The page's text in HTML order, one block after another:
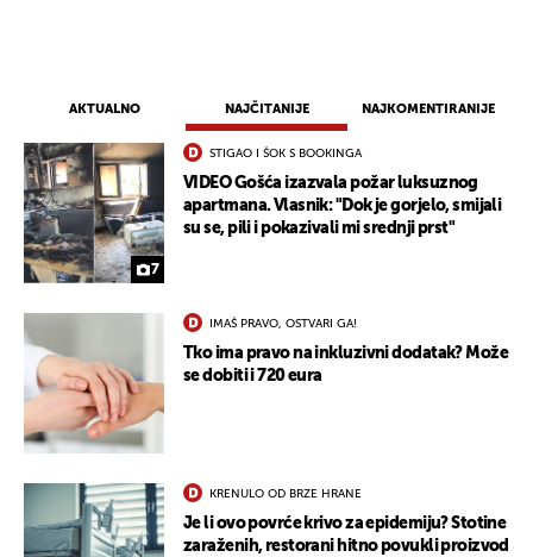
AKTUALNO NAJČITANIJE NAJKOMENTIRANIJE
7
STIGAO I ŠOK S BOOKINGA
VIDEO Gošća izazvala požar luksuznog
apartmana. Vlasnik: "Dok je gorjelo, smijali
su se, pili i pokazivali mi srednji prst"
IMAŠ PRAVO, OSTVARI GA!
Tko ima pravo na inkluzivni dodatak? Može
se dobiti i 720 eura
KRENULO OD BRZE HRANE
Je li ovo povrće krivo za epidemiju? Stotine
zaraženih, restorani hitno povukli proizvod